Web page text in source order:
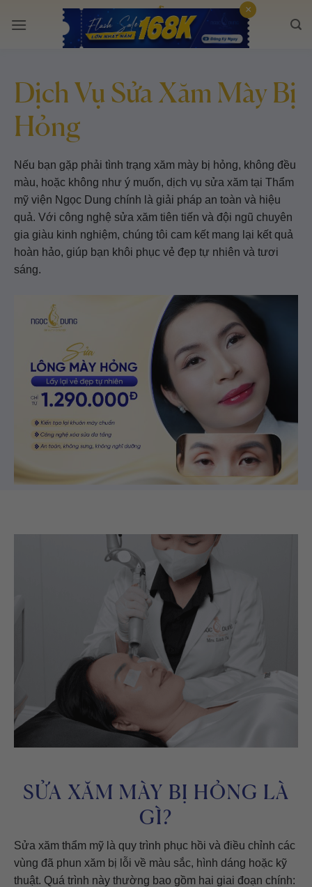
qua
Dịch Vụ Sửa Xăm Mày Bị
Hỏng
Nếu bạn gặp phải tình trạng xăm mày bị hỏng, không đều
màu, hoặc không như ý muốn, dịch vụ sửa xăm tại Thẩm
mỹ viện Ngọc Dung chính là giải pháp an toàn và hiệu
quả. Với công nghệ sửa xăm tiên tiến và đội ngũ chuyên
gia giàu kinh nghiệm, chúng tôi cam kết mang lại kết quả
hoàn hảo, giúp bạn khôi phục vẻ đẹp tự nhiên và tươi
sáng.
SỬA XĂM MÀY BỊ HỎNG LÀ
GÌ?
Sửa xăm thẩm mỹ là quy trình phục hồi và điều chỉnh các
vùng đã phun xăm bị lỗi về màu sắc, hình dáng hoặc kỹ
thuật. Quá trình này thường bao gồm hai giai đoạn chính:
×